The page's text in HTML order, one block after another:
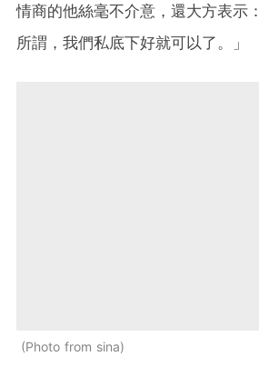
情商的他絲毫不介意，還大方表示
所謂，我們私底下好就可以了。」
Photo from sina